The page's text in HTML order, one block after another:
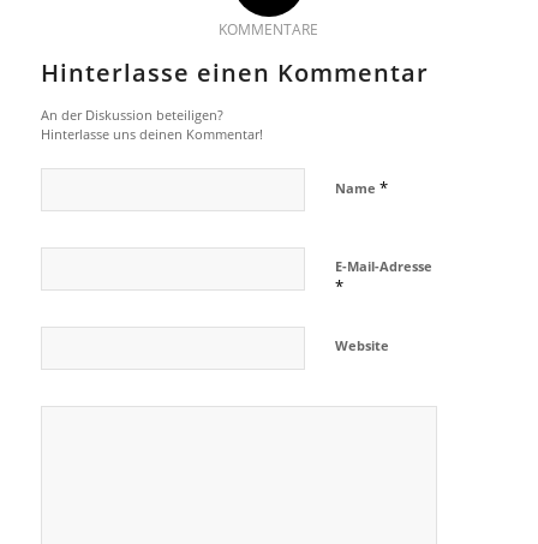
KOMMENTARE
Hinterlasse einen Kommentar
An der Diskussion beteiligen?
Hinterlasse uns deinen Kommentar!
Name *
E-Mail-Adresse
*
Website